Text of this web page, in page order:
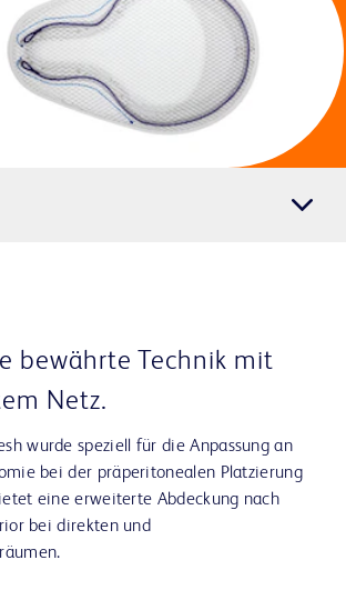
bewährte Technik mit
Netz.
wurde speziell für die Anpassung an
bei der präperitonealen Platzierung
eine erweiterte Abdeckung nach
bei direkten und